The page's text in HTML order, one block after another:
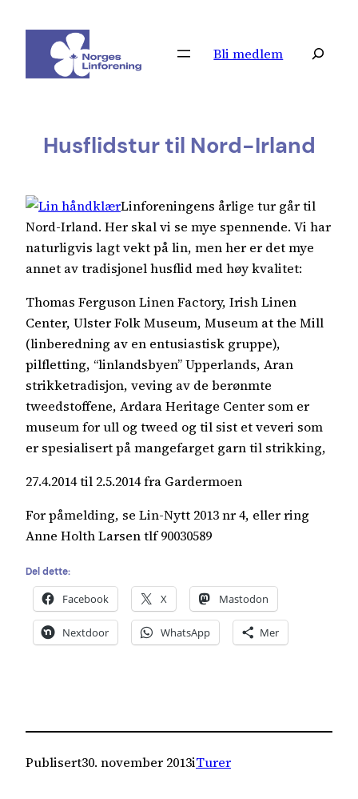
innhold
Bli medlem Søk
Husflidstur til Nord-Irland
Linforeningens årlige tur går til
Nord-Irland. Her skal vi se mye spennende. Vi har
naturligvis lagt vekt på lin, men her er det mye
annet av tradisjonel husflid med høy kvalitet:
Thomas Ferguson Linen Factory, Irish Linen
Center, Ulster Folk Museum, Museum at the Mill
(linberedning av en entusiastisk gruppe),
pilfletting, “linlandsbyen” Upperlands, Aran
strikketradisjon, veving av de berønmte
tweedstoffene, Ardara Heritage Center som er
museum for ull og tweed og til sist et veveri som
er spesialisert på mangefarget garn til strikking,
27.4.2014 til 2.5.2014 fra Gardermoen
For påmelding, se Lin-Nytt 2013 nr 4, eller ring
Anne Holth Larsen tlf 90030589
Del dette:
Facebook X Mastodon
Nextdoor WhatsApp Mer
Publisert30. november 2013iTurer